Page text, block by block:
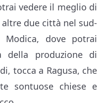
vedere il meglio di
due città nel sud-
Modica, dove potrai
della produzione di
tocca a Ragusa, che
sontuose chiese e